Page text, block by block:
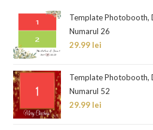
Template Photobooth,
Numarul 26
29.99 lei
Template Photobooth,
Numarul 52
29.99 lei